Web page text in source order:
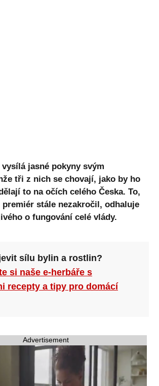
jasné pokyny svým
tři z nich se chovají, jako by ho
to na očích celého Česka. To,
stále nezakročil, odhaluje
o fungování celé vlády.
sílu bylin a rostlin?
si naše e-herbáře s
recepty a tipy pro domácí
Advertisement